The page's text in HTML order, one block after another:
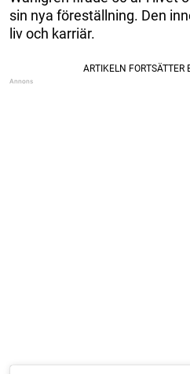
sin nya föreställning. Den
liv och karriär.